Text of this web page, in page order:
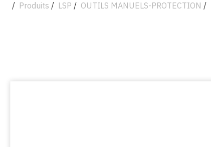
Produits LSP OUTILS MANUELS-PROTECTION